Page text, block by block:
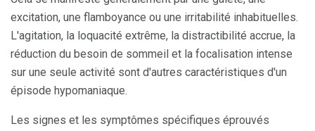
excitation, une flamboyance ou une irritabilité inhabituelles.
L'agitation, la loquacité extrême, la distractibilité accrue, la
réduction du besoin de sommeil et la focalisation intense
sur une seule activité sont d'autres caractéristiques d'un
épisode hypomaniaque.
Les signes et les symptômes spécifiques éprouvés